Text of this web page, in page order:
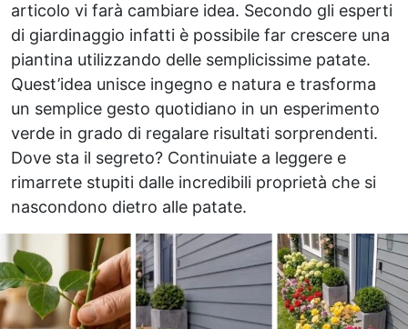
articolo vi farà cambiare idea. Secondo gli esperti
di giardinaggio infatti è possibile far crescere una
piantina utilizzando delle semplicissime patate.
Quest’idea unisce ingegno e natura e trasforma
un semplice gesto quotidiano in un esperimento
verde in grado di regalare risultati sorprendenti.
Dove sta il segreto? Continuiate a leggere e
rimarrete stupiti dalle incredibili proprietà che si
nascondono dietro alle patate.